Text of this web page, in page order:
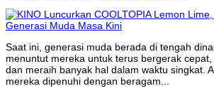
Saat ini, generasi muda berada di tengah
menuntut mereka untuk terus bergerak cepat,
dan meraih banyak hal dalam waktu singkat.
mereka dipenuhi dengan beragam...